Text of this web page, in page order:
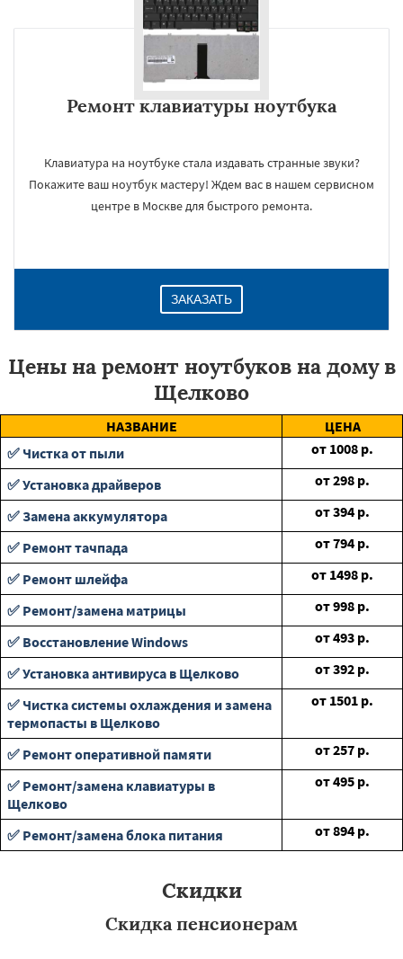
Ремонт клавиатуры ноутбука
Клавиатура на ноутбуке стала издавать странные звуки?
Покажите ваш ноутбук мастеру! Ждем вас в нашем сервисном
центре в Москве для быстрого ремонта.
ЗАКАЗАТЬ
Цены на ремонт ноутбуков на дому в
Щелково
НАЗВАНИЕ
ЦЕНА
✅ Чистка от пыли
от 1008 р.
✅ Установка драйверов
от298 р.
✅ Замена аккумулятора
от394 р.
✅ Ремонт тачпада
от794 р.
✅ Ремонт шлейфа
от 1498 р.
✅ Ремонт/замена матрицы
от998 р.
✅ Восстановление Windows
от493 р.
✅ Установка антивируса в Щелково
от392 р.
✅ Чистка системы охлаждения и замена
термопасты в Щелково
от 1501 р.
✅ Ремонт оперативной памяти от257 р.
✅ Ремонт/замена клавиатуры в
Щелково
от495 р.
✅ Ремонт/замена блока питания от894 р.
Скидки
Скидка пенсионерам